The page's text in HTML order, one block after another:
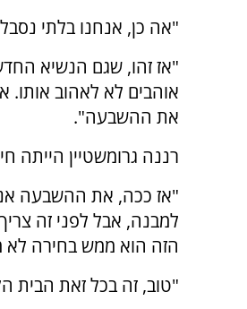
"אה כן, אנחנו בלתי
"אז זהו, שגם הנשיא
אוהבים לא לאהוב אותו.
את ההשבעה".
רננה גרומשטיין הייתה
"אז ככה, את ההשבעה
למבנה, אבל לפני זה
הזה הוא ממש בחירה לא
"טוב, זה בכל זאת הבית